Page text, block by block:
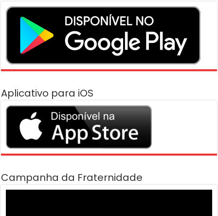
Aplicativo para iOS
Campanha da Fraternidade